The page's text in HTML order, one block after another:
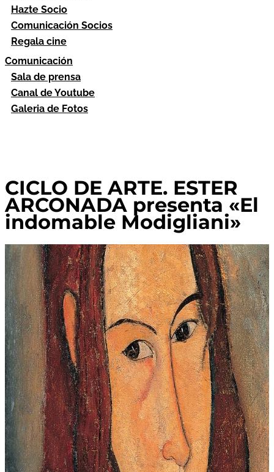
Hazte Socio
Comunicación Socios
Regala cine
Comunicación
Sala de prensa
Canal de Youtube
Galeria de Fotos
CICLO DE ARTE. ESTER
ARCONADA presenta «El
indomable Modigliani»